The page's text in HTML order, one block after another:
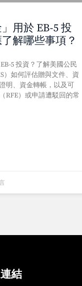
用於 EB-5 投
解哪些事項？
5 投資？了解美國公民
）如何評估贈與文件、資
明、資金轉帳，以及可
RFE）或申請遭駁回的常
結